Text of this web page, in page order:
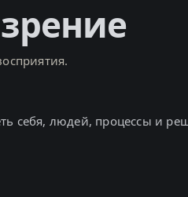
себя, людей, процессы и